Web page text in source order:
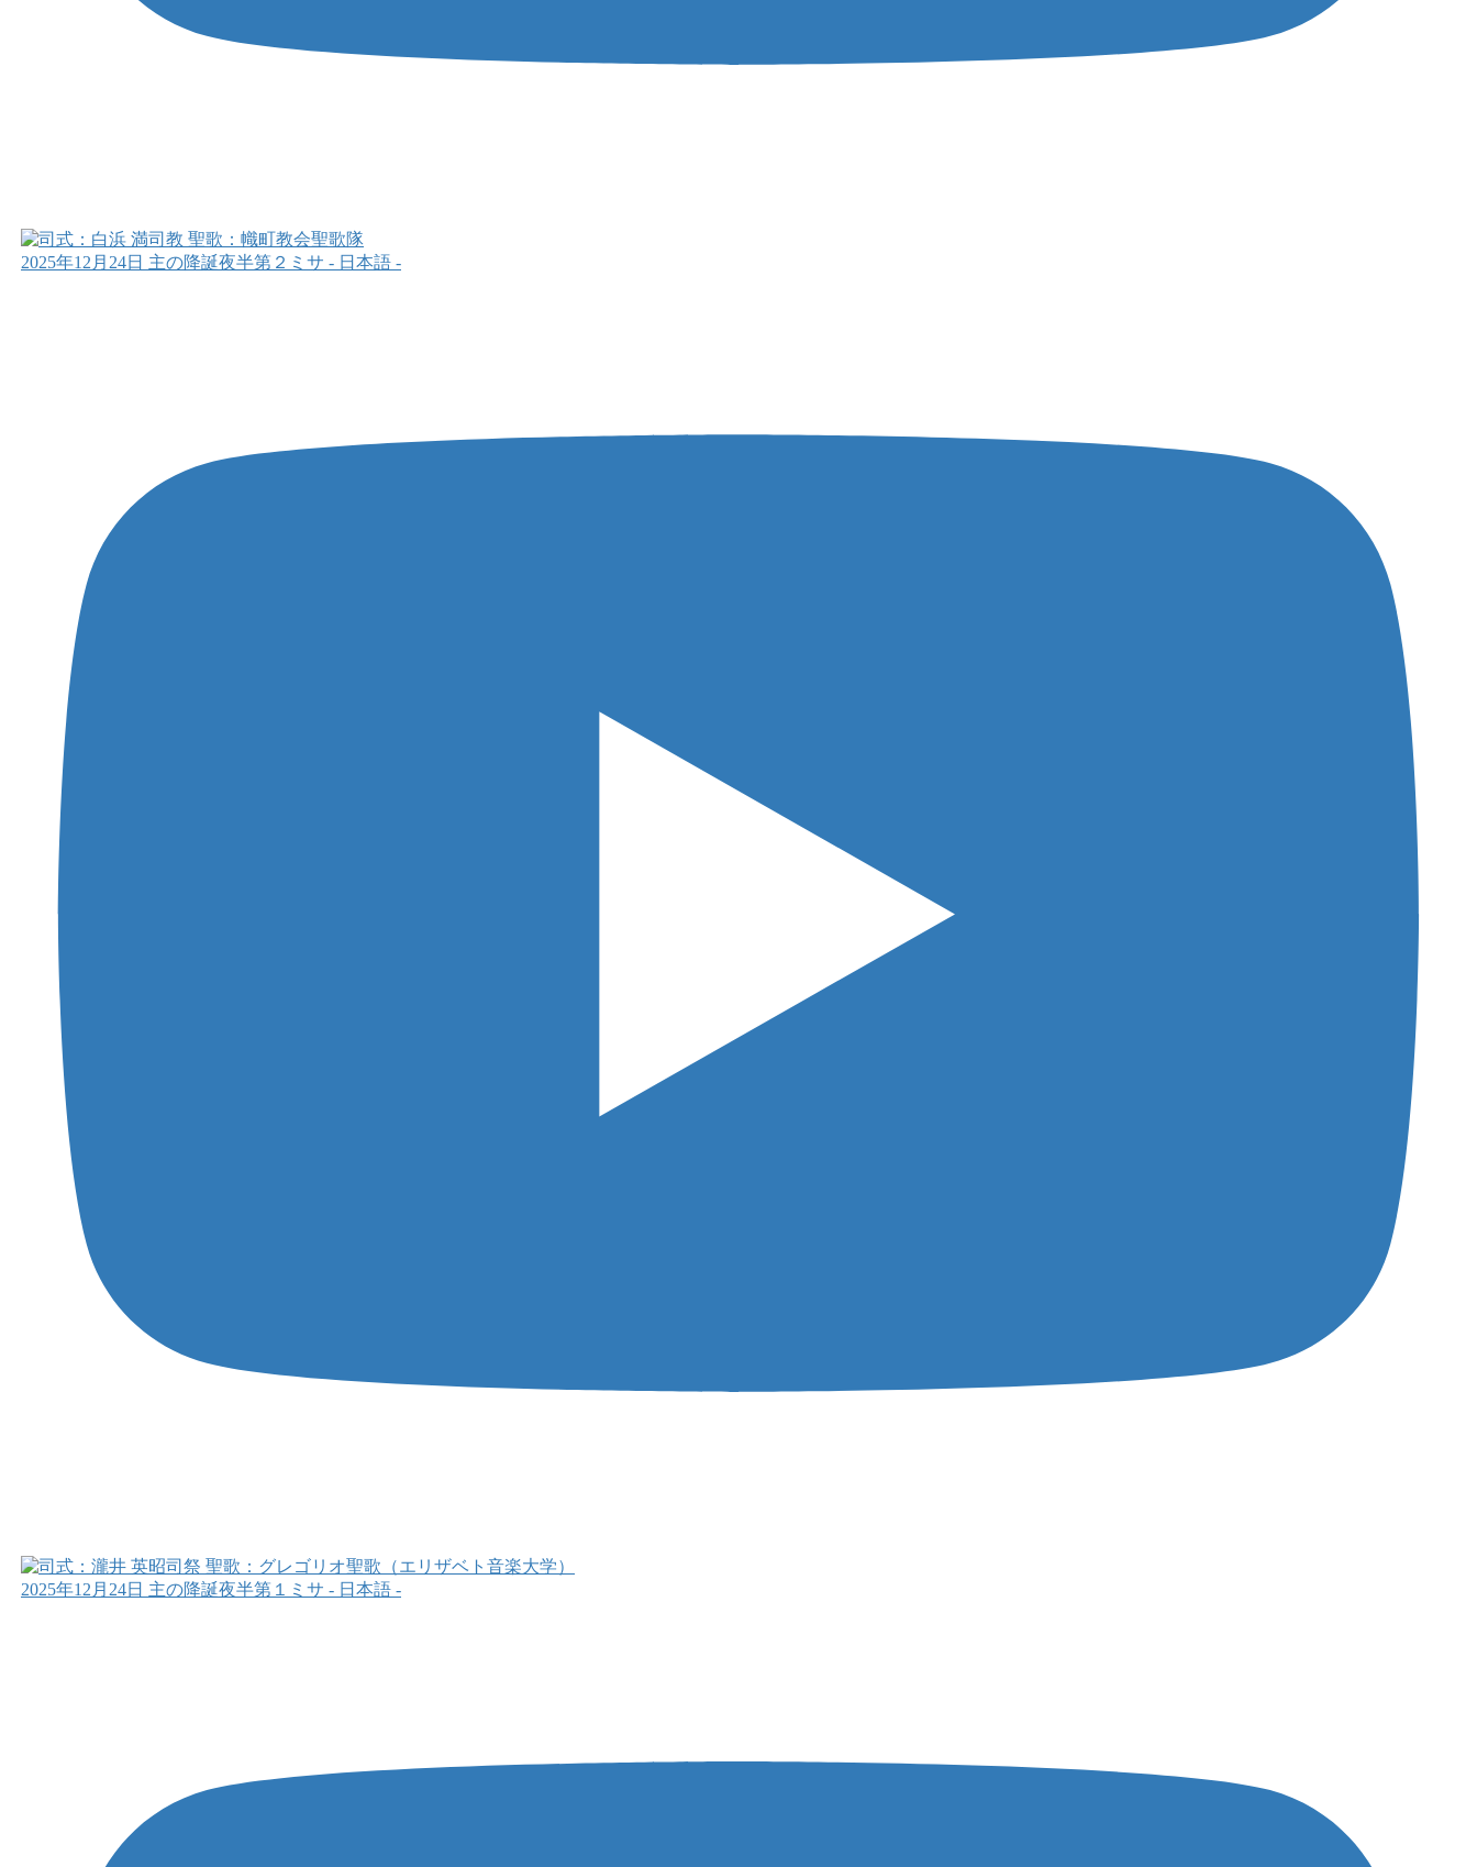
2025年12月24日 主の降誕夜半第２ミサ - 日本語 -
2025年12月24日 主の降誕夜半第１ミサ - 日本語 -